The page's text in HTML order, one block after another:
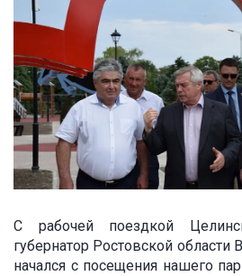
С рабочей поездкой
губернатор Ростовской области
начался с посещения нашего